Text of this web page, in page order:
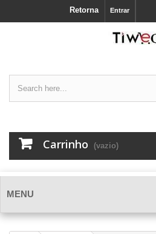
Entrar
Retorna
Carrinho (vazio)
MENU